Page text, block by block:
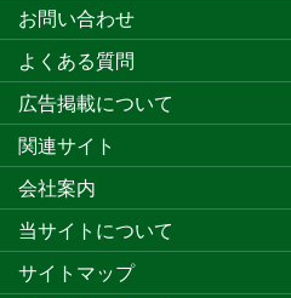
お問い合わせ
よくある質問
広告掲載について
関連サイト
会社案内
当サイトについて
サイトマップ